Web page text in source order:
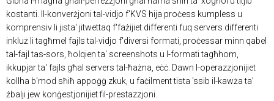
kostanti. Il-konverżjoni tal-vidjo f'KVS hija proċess kumpless u
komprensiv li jista' jitwettaq f'fażijiet differenti fuq servers differenti
inkluż li tagħmel fajls tal-vidjo f'diversi formati, proċessar minn qabel
tal-fajl tas-sors, ħolqien ta' screenshots u l-formati tagħhom,
ikkupjar ta' fajls għal servers tal-ħażna, eċċ. Dawn l-operazzjonijiet
kollha b'mod sħiħ appoġġ zkuk, u faċilment tista 'ssib il-kawża ta'
żbalji jew konġestjonijiet fil-prestazzjoni.